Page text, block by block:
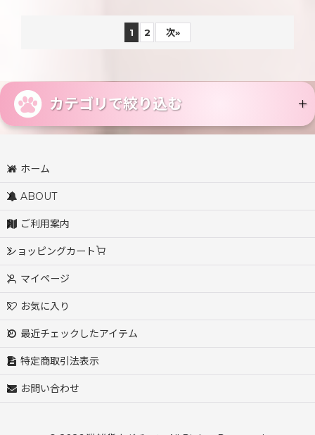
1 2 次»
カテゴリで絞り込む
ケア・グルーミング
おもちゃ・爪とぎ
トイレ・清掃用品
ベッド・ハウス
首輪・カラー・オシャレ着
ホーム
ABOUT
ご利用案内
ショッピングカート
マイページ
お気に入り
最近チェックしたアイテム
特定商取引法表示
お問い合わせ